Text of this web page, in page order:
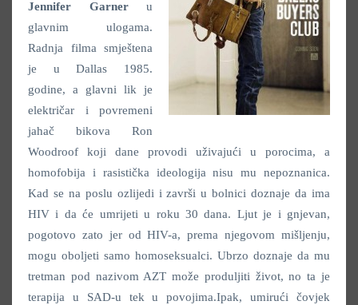
Jennifer Garneru
glavnim ulogama.
Radnja filma smještena
je u Dallas 1985.
godine, a glavni lik je
električar i povremeni
jahač bikova Ron
Woodroof koji dane provodi uživajući u porocima, a
homofobija i rasistička ideologija nisu mu nepoznanica.
Kad se na poslu ozlijedi i završi u bolnici doznaje da ima
HIV i da će umrijeti u roku 30 dana. Ljut je i gnjevan,
pogotovo zato jer od HIV-a, prema njegovom mišljenju,
mogu oboljeti samo homoseksualci. Ubrzo doznaje da mu
tretman pod nazivom AZT može produljiti život, no ta je
terapija u SAD-u tek u povojima.Ipak, umirući čovjek